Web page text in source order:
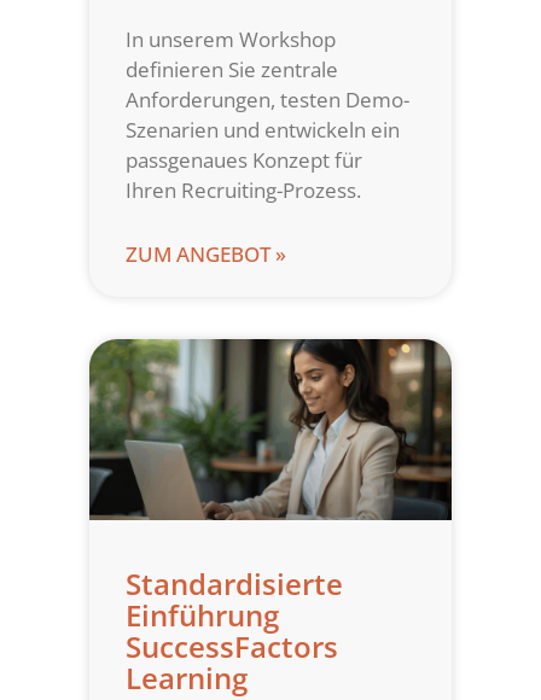
In unserem Workshop
definieren Sie zentrale
Anforderungen, testen Demo-
Szenarien und entwickeln ein
passgenaues Konzept für
Ihren Recruiting-Prozess.
ZUM ANGEBOT »
Standardisierte
Einführung
SuccessFactors
Learning